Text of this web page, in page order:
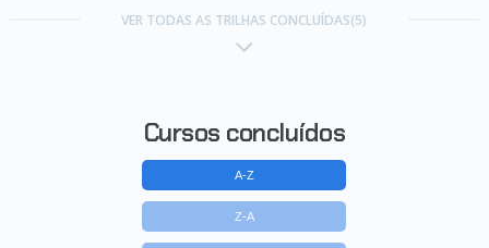
Illustrator
VER TODAS AS TRILHAS CONCLUÍDAS(5)
Cursos concluídos
A-Z
Z-A